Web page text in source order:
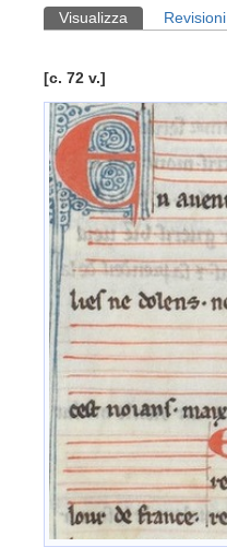
Schede primarie
Visualizza (scheda attiva)
Revisioni
[c. 72 v.]